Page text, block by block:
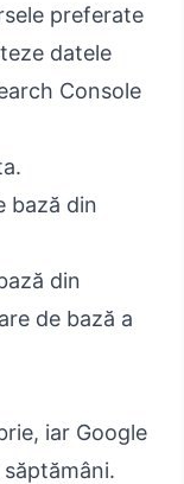
preferate
datele
Console
bază din
din
de bază a
iar Google